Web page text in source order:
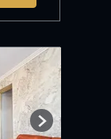
Next